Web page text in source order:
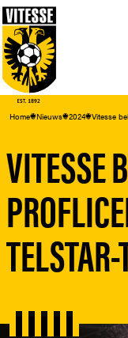
Home Nieuws 2024 Vitesse
VITESSE